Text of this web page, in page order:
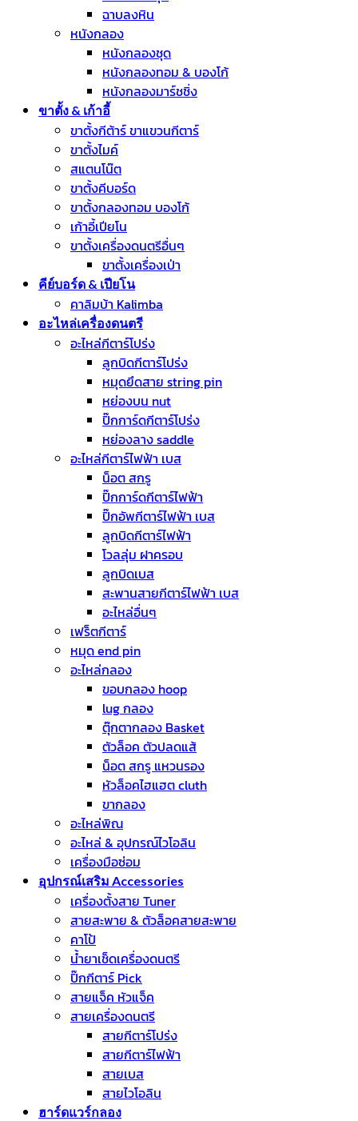
ฉาบลงหิน
หนังกลอง
หนังกลองชุด
หนังกลองทอม & บองโก้
หนังกลองมาร์ชชิ่ง
ขาตั้ง & เก้าอี้
ขาตั้งกีต้าร์ ขาแขวนกีตาร์
ขาตั้งไมค์
สแตนโน๊ต
ขาตั้งคีบอร์ด
ขาตั้งกลองทอม บองโก้
เก้าอี้เปียโน
ขาตั้งเครื่องดนตรีอื่นๆ
ขาตั้งเครื่องเป่า
คีย์บอร์ด & เปียโน
คาลิมบ้า Kalimba
อะไหล่เครื่องดนตรี
อะไหล่กีตาร์โปร่ง
ลูกบิดกีตาร์โปร่ง
หมุดยึดสาย string pin
หย่องบน nut
ปิ๊กการ์ดกีตาร์โปร่ง
หย่องลาง saddle
อะไหล่กีตาร์ไฟฟ้า เบส
น็อต สกรู
ปิ๊กการ์ดกีตาร์ไฟฟ้า
ปิ๊กอัพกีตาร์ไฟฟ้า เบส
ลูกบิดกีตาร์ไฟฟ้า
โวลลุ่ม ฝาครอบ
ลูกบิดเบส
สะพานสายกีตาร์ไฟฟ้า เบส
อะไหล่อื่นๆ
เฟร็ตกีตาร์
หมุด end pin
อะไหล่กลอง
ขอบกลอง hoop
lug กลอง
ตุ๊กตากลอง Basket
ตัวล็อค ตัวปลดแส้
น็อต สกรู แหวนรอง
หัวล็อคไฮแฮต cluth
ขากลอง
อะไหล่พิณ
อะไหล่ & อุปกรณ์ไวโอลิน
เครื่องมือซ่อม
อุปกรณ์เสริม Accessories
เครื่องตั้งสาย Tuner
สายสะพาย & ตัวล็อคสายสะพาย
คาโป้
น้ำยาเช็ดเครื่องดนตรี
ปิ๊กกีตาร์ Pick
สายแจ็ค หัวแจ็ค
สายเครื่องดนตรี
สายกีตาร์โปร่ง
สายกีตาร์ไฟฟ้า
สายเบส
สายไวโอลิน
ฮาร์ดแวร์กลอง